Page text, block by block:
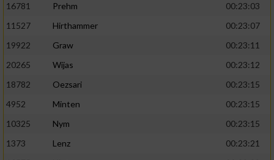
16781
Prehm
00:23:03
11527
Hirthammer
00:23:07
19922
Graw
00:23:11
20265
Wijas
00:23:12
18782
Oezsari
00:23:15
4952
Minten
00:23:15
10325
Nym
00:23:15
1373
Lenz
00:23:21